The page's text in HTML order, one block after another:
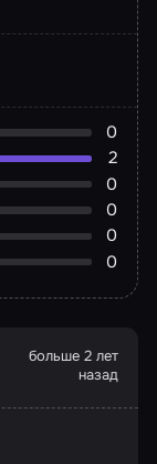
0
2
0
0
0
0
больше 2 лет
назад